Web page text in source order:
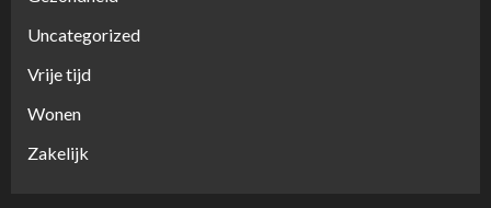
Uncategorized
Vrije tijd
Wonen
Zakelijk